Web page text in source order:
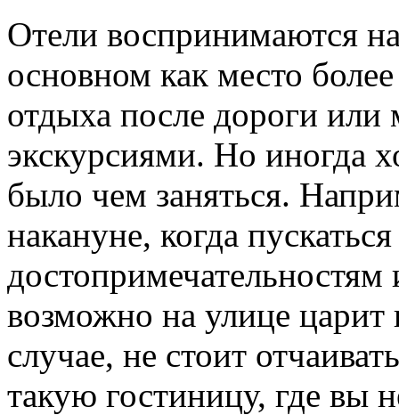
Отели воспринимаются
основном как место
отдыха после дороги
экскурсиями. Но иногда
было чем заняться.
накануне, когда
возможно на улице
случае, не стоит
такую гостиницу, где вы